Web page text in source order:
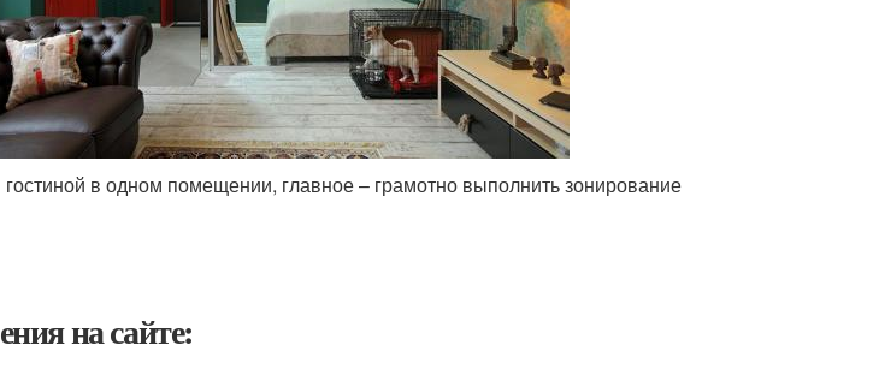
в одном помещении, главное – грамотно выполнить зонирование
на сайте: